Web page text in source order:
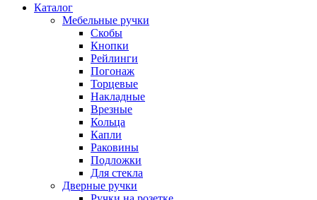
Каталог
Мебельные ручки
Скобы
Кнопки
Рейлинги
Погонаж
Торцевые
Накладные
Врезные
Кольца
Капли
Раковины
Подложки
Для стекла
Дверные ручки